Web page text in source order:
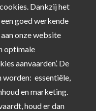
Dankzij het
goed werkende
onze website
optimale
aanvaarden’. De
worden: essentiële,
en marketing.
houd er dan